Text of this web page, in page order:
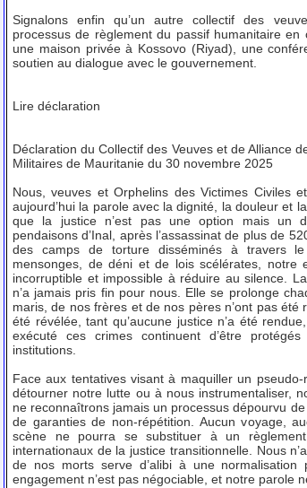
Signalons enfin qu’un autre collectif des
processus de règlement du passif humanitaire
une maison privée à Kossovo (Riyad), une
soutien au dialogue avec le gouvernement.
Lire déclaration
Déclaration du Collectif des Veuves et de Alliance
Militaires de Mauritanie du 30 novembre 2025
Nous, veuves et Orphelins des Victimes Civiles
aujourd’hui la parole avec la dignité, la douleur et
que la justice n’est pas une option mais un
pendaisons d’Inal, après l’assassinat de plus de
des camps de torture disséminés à travers
mensonges, de déni et de lois scélérates, notre
incorruptible et impossible à réduire au silence.
n’a jamais pris fin pour nous. Elle se prolonge
maris, de nos frères et de nos pères n’ont pas été
été révélée, tant qu’aucune justice n’a été
exécuté ces crimes continuent d’être
institutions.
Face aux tentatives visant à maquiller un
détourner notre lutte ou à nous instrumentaliser,
ne reconnaîtrons jamais un processus dépourvu
de garanties de non-répétition. Aucun voyage,
scène ne pourra se substituer à un
internationaux de la justice transitionnelle. Nous
de nos morts serve d’alibi à une normalisation
engagement n’est pas négociable, et notre parole